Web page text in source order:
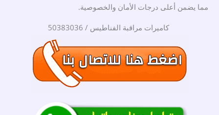
مما يضمن أعلى درجات الأمان والخصوصية.
كاميرات مراقبة الفناطيس / 50383036